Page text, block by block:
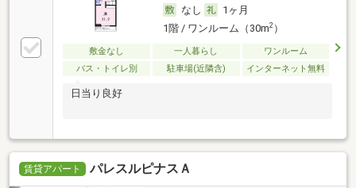
なし
1ヶ月
1階 / ワンルーム（30m2）
敷金なし 一人暮らし
ワンルーム
バス・トイレ別
駐車場(近隣含) インターネット無料
日当り良好
賃貸アパート パレスルピナスＡ